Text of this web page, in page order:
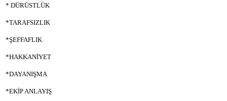
* DÜRÜSTLÜK
*TARAFSIZLIK
*ŞEFFAFLIK
*HAKKANİYET
*DAYANIŞMA
*EKİP ANLAYIŞ